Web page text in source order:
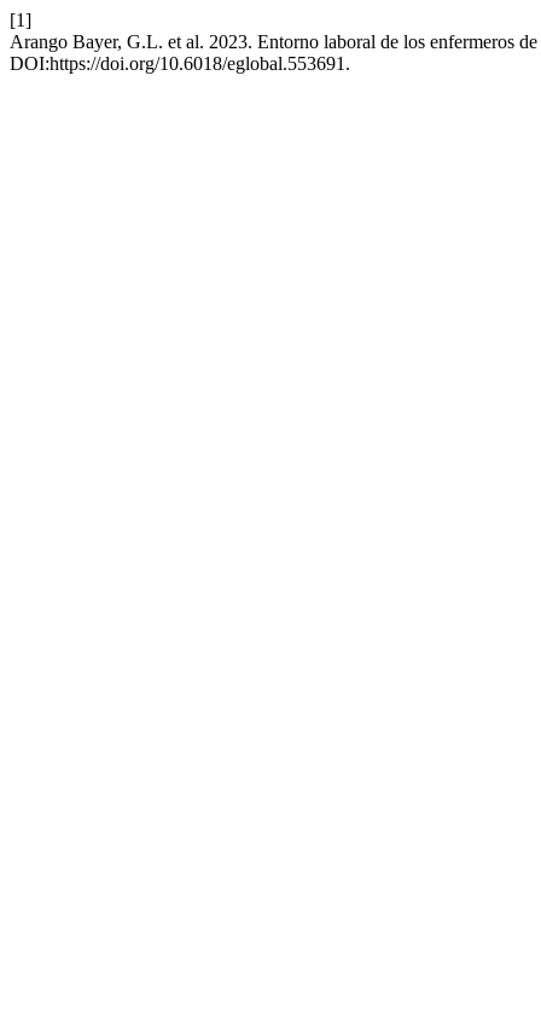
[1]
Arango Bayer, G.L. et al. 2023. Entorno laboral de los enfermeros
DOI:https://doi.org/10.6018/eglobal.553691.